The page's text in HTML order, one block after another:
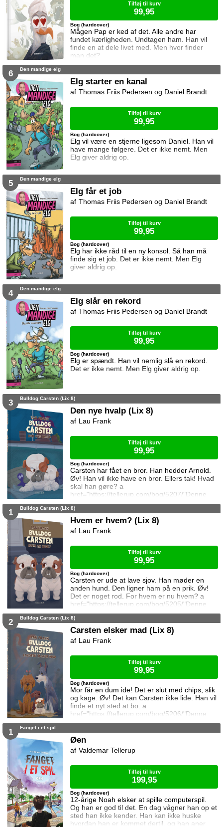
Mågen Pap er ked af det. Alle andre har
fundet kærligheden. Undtagen ham. Han vil
finde en at dele livet med. Men hvor finder
man det?
Bog (hardcover)
Tilføj til kurv
99,95
6 Den mandige elg
Elg starter en kanal
Elg vil være en stjerne ligesom Daniel. Han vil
have mange følgere. Det er ikke nemt. Men
Elg giver aldrig op.
Bog (hardcover)
Thomas Friis Pedersen og Daniel Brandt
Tilføj til kurv
99,95
5 Den mandige elg
Elg får et job
Elg har ikke råd til en ny konsol. Så han må
finde sig et job. Det er ikke nemt. Men Elg
giver aldrig op.
Bog (hardcover)
Thomas Friis Pedersen og Daniel Brandt
Tilføj til kurv
99,95
4 Den mandige elg
Elg slår en rekord
Elg er spændt. Han vil nemlig slå en rekord.
Det er ikke nemt. Men Elg giver aldrig op.
Bog (hardcover)
Thomas Friis Pedersen og Daniel Brandt
Tilføj til kurv
99,95
3 Bulldog Carsten (Lix 8)
Den nye hvalp (Lix 8)
Carsten har fået en bror. Han hedder Arnold.
Øv! Han vil ikke have en bror. Ellers tak! Hvad
skal han gøre? a
href="https://tellerup.com/bog/5207/"Denne
titel findes også i LIX 15!/a
Bog (hardcover)
Lau Frank
Tilføj til kurv
99,95
1 Bulldog Carsten (Lix 8)
Hvem er hvem? (Lix 8)
Carsten er ude at lave sjov. Han møder en
anden hund. Den ligner ham på en prik. Øv!
Det er noget rod. For hvem er nu hvem? a
href="https://tellerup.com/bog/5205/"Denne
titel findes også i LIX 15!/a
Bog (hardcover)
Lau Frank
Tilføj til kurv
99,95
2 Bulldog Carsten (Lix 8)
Carsten elsker mad (Lix 8)
Mor får en dum ide! Det er slut med chips, slik
og kage. Øv! Det kan Carsten ikke lide. Han vil
finde et nyt sted at bo. a
href="https://tellerup.com/bog/5206/"Denne
titel findes også i LIX 15!/a
Bog (hardcover)
Lau Frank
Tilføj til kurv
99,95
1 Fanget i et spil
Øen
12-årige Noah elsker at spille computerspil.
Og han er god til det. En dag vågner han op et
sted han ikke kender. Han kan ikke huske
hvordan han er kommet dertil, og han aner
Bog (hardcover)
Valdemar Tellerup
Tilføj til kurv
199,95